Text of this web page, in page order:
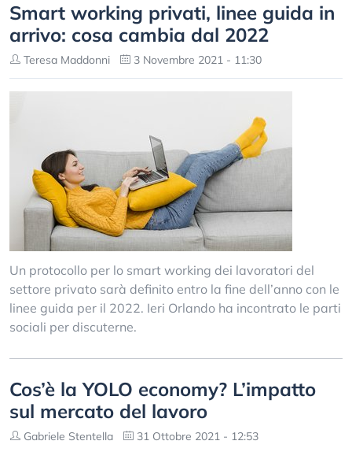
Smart working privati, linee guida in
arrivo: cosa cambia dal 2022
Teresa Maddonni 3 Novembre 2021 - 11:30
Un protocollo per lo smart working dei lavoratori del
settore privato sarà definito entro la fine dell’anno con le
linee guida per il 2022. Ieri Orlando ha incontrato le parti
sociali per discuterne.
Cos’è la YOLO economy? L’impatto
sul mercato del lavoro
Gabriele Stentella 31 Ottobre 2021 - 12:53